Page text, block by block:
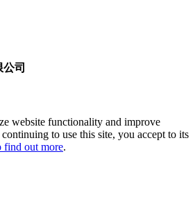
司
website functionality and improve
to use this site, you accept to its
find out more.